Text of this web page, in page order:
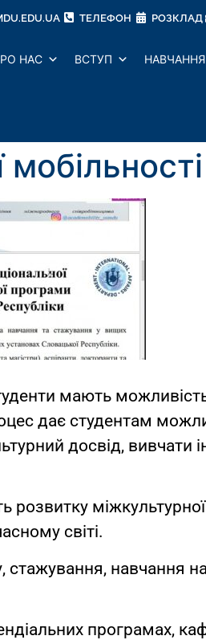
ТЕЛЕФОН РОЗКЛАД
НАС ВСТУП НАВЧАННЯ
мають
дає студентам
досвід, вивчати
світі.
навчання на
програмах,